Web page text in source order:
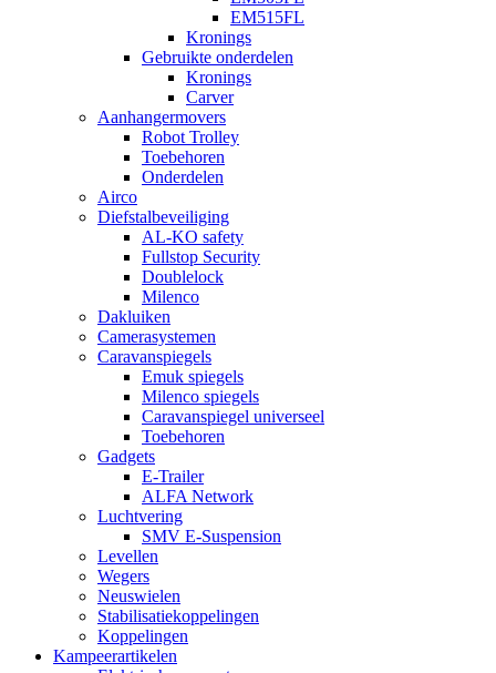
EM515FL
Kronings
Gebruikte onderdelen
Kronings
Carver
Aanhangermovers
Robot Trolley
Toebehoren
Onderdelen
Airco
Diefstalbeveiliging
AL-KO safety
Fullstop Security
Doublelock
Milenco
Dakluiken
Camerasystemen
Caravanspiegels
Emuk spiegels
Milenco spiegels
Caravanspiegel universeel
Toebehoren
Gadgets
E-Trailer
ALFA Network
Luchtvering
SMV E-Suspension
Levellen
Wegers
Neuswielen
Stabilisatiekoppelingen
Koppelingen
Kampeerartikelen